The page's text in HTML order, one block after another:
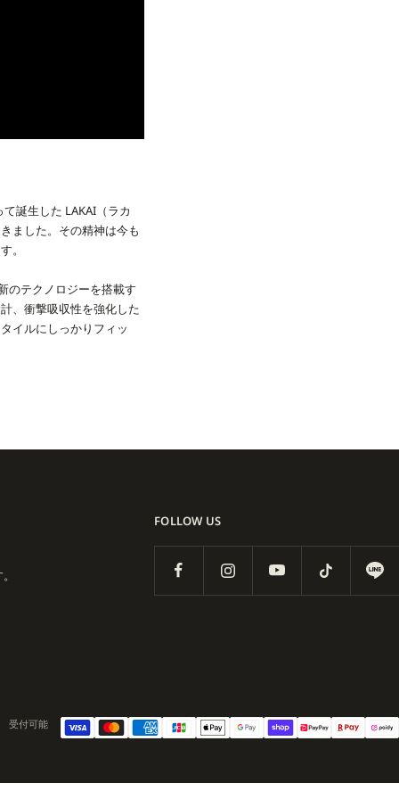
誕生した LAKAI（ラカ
ました。その精神は今も
。
のテクノロジーを搭載す
、衝撃吸収性を強化した
イルにしっかりフィッ
FOLLOW US
受付可能